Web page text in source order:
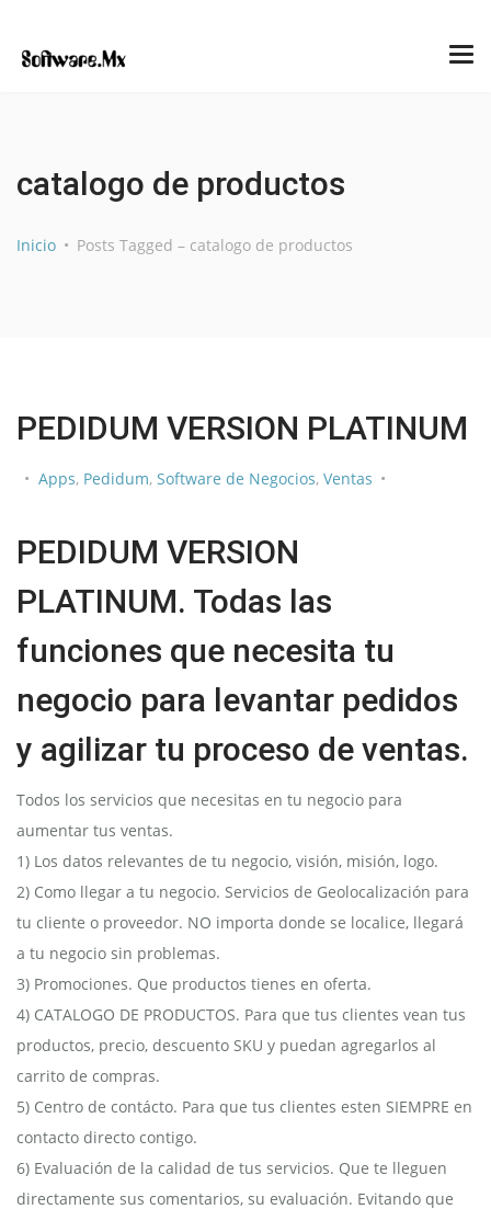
catalogo de productos
Inicio Posts Tagged – catalogo de productos
PEDIDUM VERSION PLATINUM
Apps, Pedidum, Software de Negocios, Ventas
PEDIDUM VERSION
PLATINUM. Todas las
funciones que necesita tu
negocio para levantar pedidos
y agilizar tu proceso de ventas.
Todos los servicios que necesitas en tu negocio para
aumentar tus ventas.
1) Los datos relevantes de tu negocio, visión, misión, logo.
2) Como llegar a tu negocio. Servicios de Geolocalización para
tu cliente o proveedor. NO importa donde se localice, llegará
a tu negocio sin problemas.
3) Promociones. Que productos tienes en oferta.
4) CATALOGO DE PRODUCTOS. Para que tus clientes vean tus
productos, precio, descuento SKU y puedan agregarlos al
carrito de compras.
5) Centro de contácto. Para que tus clientes esten SIEMPRE en
contacto directo contigo.
6) Evaluación de la calidad de tus servicios. Que te lleguen
directamente sus comentarios, su evaluación. Evitando que